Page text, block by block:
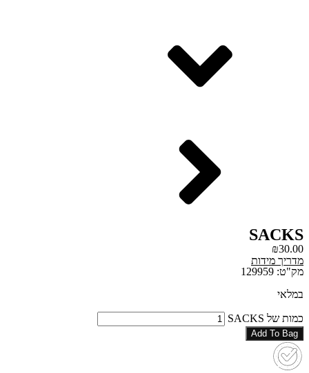
SACKS
₪30.00
מדריך מידות
מק"ט: 129959
במלאי
כמות של SACKS
Add To Bag